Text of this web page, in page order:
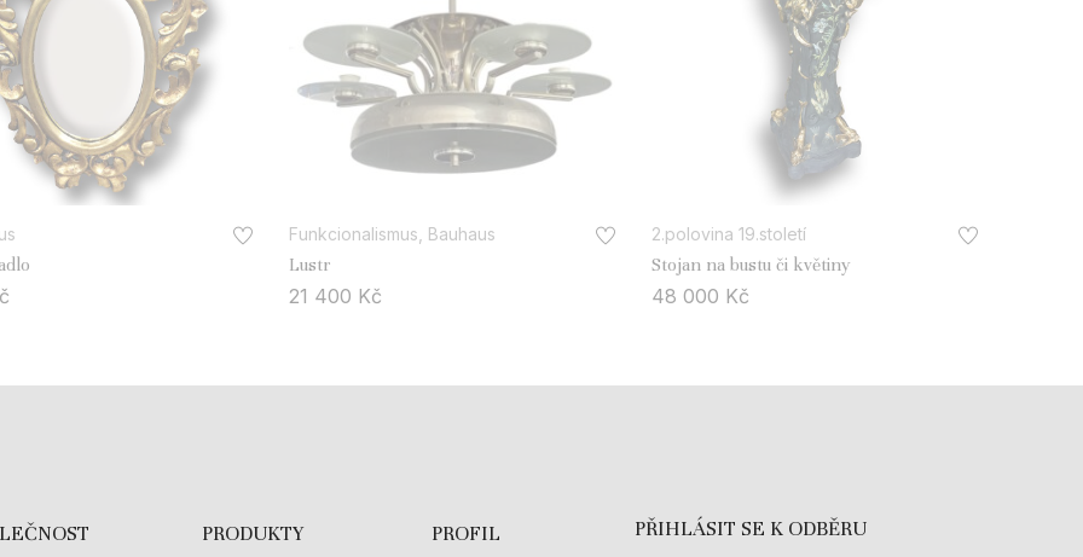
Funkcionalismus, Bauhaus
Lustr
21 400 Kč
2.polovina 19.století
Stojan na bustu či květiny
48 000 Kč
PRODUKTY PROFIL PŘIHLÁSIT SE K ODBĚRU